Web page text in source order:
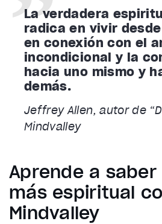
La verdadera
radica en vivir
en conexión con el
incondicional y la
hacia uno mismo y
demás.
Jeffrey Allen, autor de
Mindvalley
Aprende a
más espiritual
Mindvalley